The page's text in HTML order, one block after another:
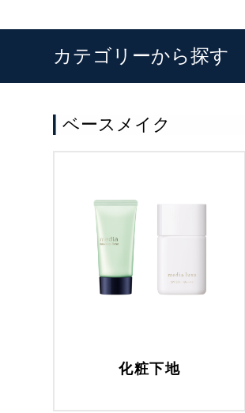
カテゴリーから探す
ベースメイク
化粧下地